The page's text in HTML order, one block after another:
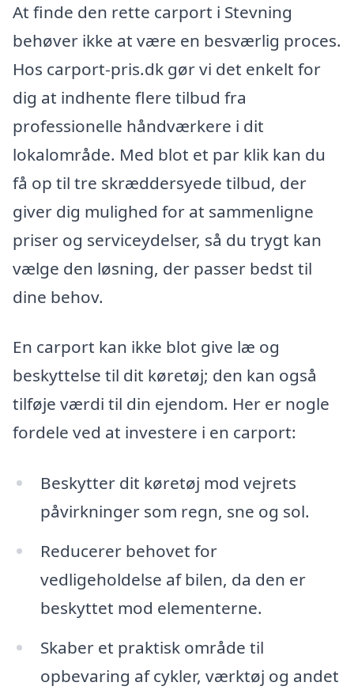
At finde den rette carport i Stevning
behøver ikke at være en besværlig proces.
Hos carport-pris.dk gør vi det enkelt for
dig at indhente flere tilbud fra
professionelle håndværkere i dit
lokalområde. Med blot et par klik kan du
få op til tre skræddersyede tilbud, der
giver dig mulighed for at sammenligne
priser og serviceydelser, så du trygt kan
vælge den løsning, der passer bedst til
dine behov.
En carport kan ikke blot give læ og
beskyttelse til dit køretøj; den kan også
tilføje værdi til din ejendom. Her er nogle
fordele ved at investere i en carport:
Beskytter dit køretøj mod vejrets
påvirkninger som regn, sne og sol.
Reducerer behovet for
vedligeholdelse af bilen, da den er
beskyttet mod elementerne.
Skaber et praktisk område til
opbevaring af cykler, værktøj og andet